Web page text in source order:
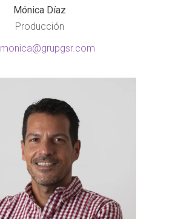
Mónica Díaz
Producción
monica@grupgsr.com